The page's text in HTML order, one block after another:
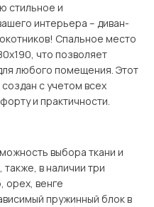
стильное и
интерьера – диван-
Спальное место
что позволяет
любого помещения. Этот
с учетом всех
и практичности.
выбора ткани и
в наличии три
орех, венге
пружинный блок в